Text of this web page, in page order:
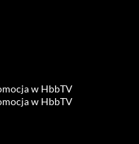
w HbbTV
w HbbTV